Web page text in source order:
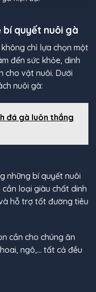
bí quyết nuôi gà
chỉ lựa chọn một
đến sức khỏe, dinh
cho vật nuôi. Dưới
nuôi gà:
đá gà luôn thắng
những bí quyết nuôi
loại giàu chất dinh
hỗ trợ tốt đường tiêu
cần cho chúng ăn
ngô,… tất cả đều